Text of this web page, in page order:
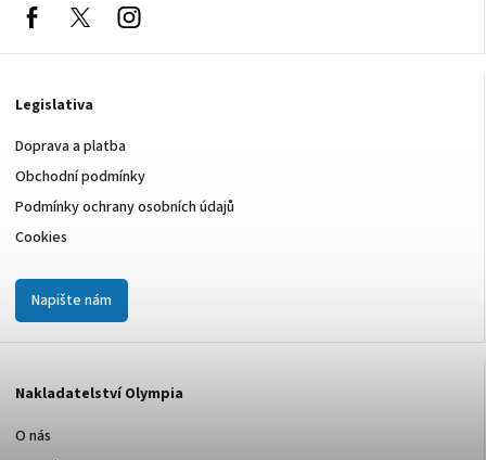
Facebook nolympia61611
Legislativa
Doprava a platba
Obchodní podmínky
Podmínky ochrany osobních údajů
Cookies
Napište nám
Nakladatelství Olympia
O nás